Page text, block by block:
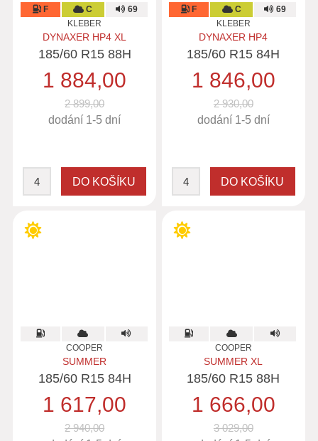
F C
69
KLEBER
DYNAXER HP4 XL
185/60 R15 88H
1 884,00
2 899,00
dodání 1-5 dní
F C
69
KLEBER
DYNAXER HP4
185/60 R15 84H
1 846,00
2 930,00
dodání 1-5 dní
COOPER
SUMMER
185/60 R15 84H
1 617,00
2 940,00
COOPER
SUMMER XL
185/60 R15 88H
1 666,00
3 029,00